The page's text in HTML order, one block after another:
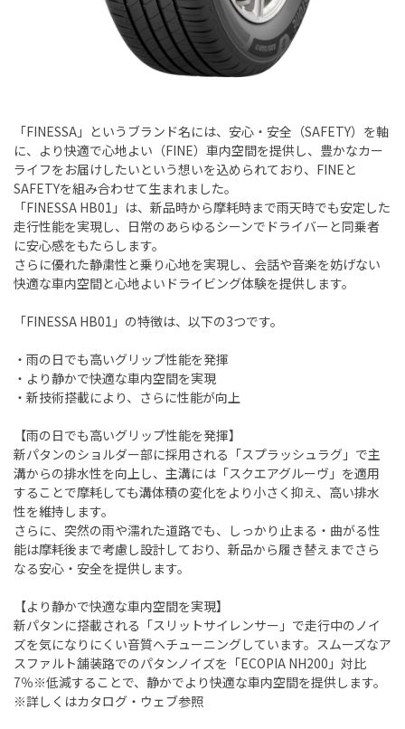
「FINESSA」というブランド名には、安心・安全（SAFETY）を軸
に、より快適で心地よい（FINE）車内空間を提供し、豊かなカー
ライフをお届けしたいという想いを込められており、FINEと
SAFETYを組み合わせて生まれました。
「FINESSA HB01」は、新品時から摩耗時まで雨天時でも安定した
走行性能を実現し、日常のあらゆるシーンでドライバーと同乗者
に安心感をもたらします。
さらに優れた静粛性と乗り心地を実現し、会話や音楽を妨げない
快適な車内空間と心地よいドライビング体験を提供します。
「FINESSA HB01」の特徴は、以下の3つです。
・雨の日でも高いグリップ性能を発揮
・より静かで快適な車内空間を実現
・新技術搭載により、さらに性能が向上
【雨の日でも高いグリップ性能を発揮】
新パタンのショルダー部に採用される「スプラッシュラグ」で主
溝からの排水性を向上し、主溝には「スクエアグルーヴ」を適用
することで摩耗しても溝体積の変化をより小さく抑え、高い排水
性を維持します。
さらに、突然の雨や濡れた道路でも、しっかり止まる・曲がる性
能は摩耗後まで考慮し設計しており、新品から履き替えまでさら
なる安心・安全を提供します。
【より静かで快適な車内空間を実現】
新パタンに搭載される「スリットサイレンサー」で走行中のノイ
ズを気になりにくい音質へチューニングしています。スムーズなア
スファルト舗装路でのパタンノイズを「ECOPIA NH200」対比
7％※低減することで、静かでより快適な車内空間を提供します。
※詳しくはカタログ・ウェブ参照